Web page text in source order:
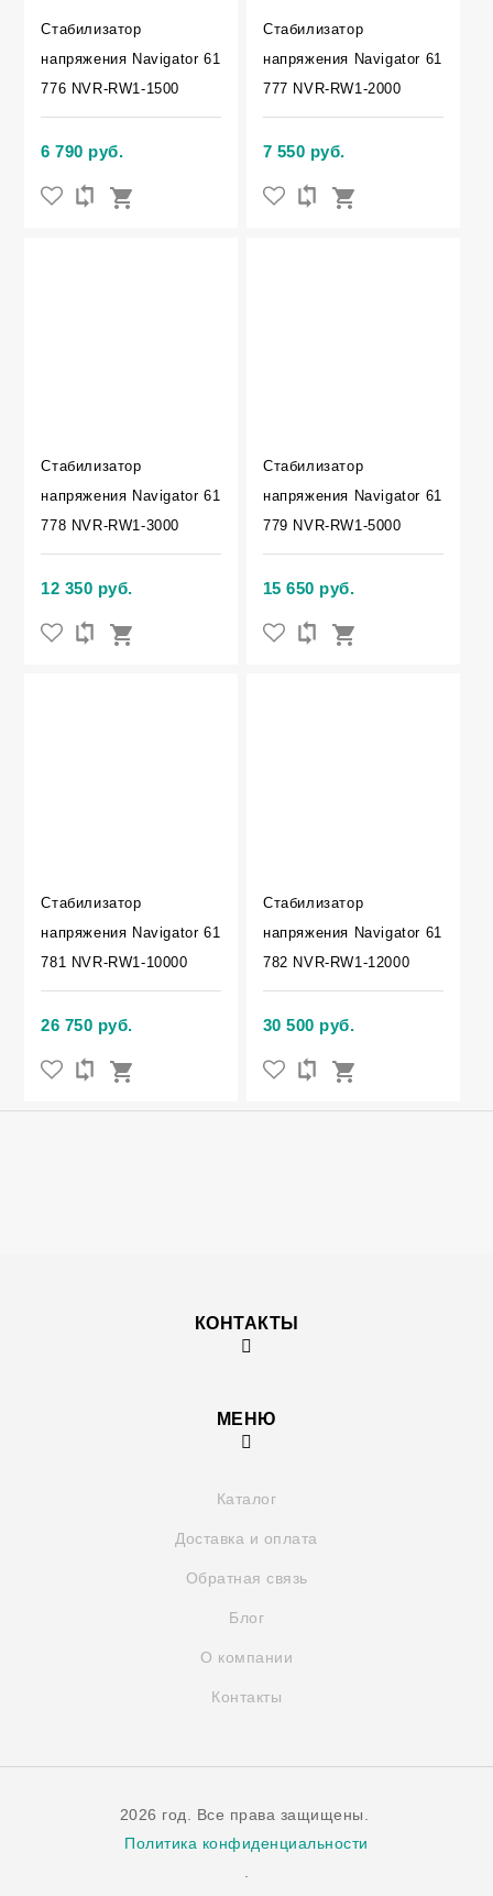
Стабилизатор
напряжения Navigator 61
776 NVR-RW1-1500
6 790 руб.
Стабилизатор
напряжения Navigator 61
777 NVR-RW1-2000
7 550 руб.
Стабилизатор
напряжения Navigator 61
778 NVR-RW1-3000
12 350 руб.
Стабилизатор
напряжения Navigator 61
779 NVR-RW1-5000
15 650 руб.
Стабилизатор
напряжения Navigator 61
781 NVR-RW1-10000
26 750 руб.
Стабилизатор
напряжения Navigator 61
782 NVR-RW1-12000
30 500 руб.
КОНТАКТЫ
МЕНЮ
Каталог
Доставка и оплата
Обратная связь
Блог
О компании
Контакты
2026 год. Все права защищены.
Политика конфиденциальности